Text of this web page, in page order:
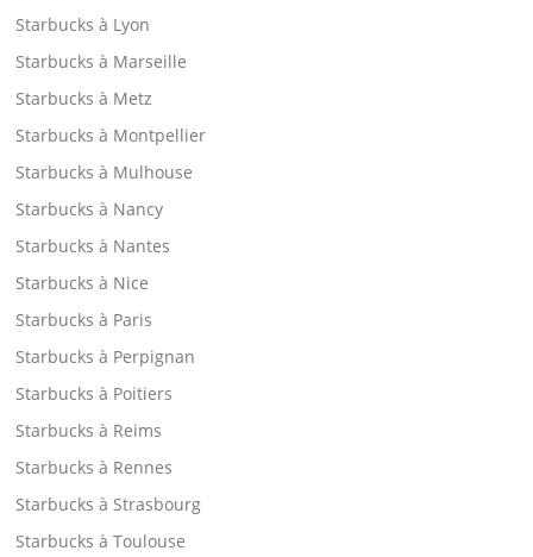
Starbucks à Lyon
Starbucks à Marseille
Starbucks à Metz
Starbucks à Montpellier
Starbucks à Mulhouse
Starbucks à Nancy
Starbucks à Nantes
Starbucks à Nice
Starbucks à Paris
Starbucks à Perpignan
Starbucks à Poitiers
Starbucks à Reims
Starbucks à Rennes
Starbucks à Strasbourg
Starbucks à Toulouse